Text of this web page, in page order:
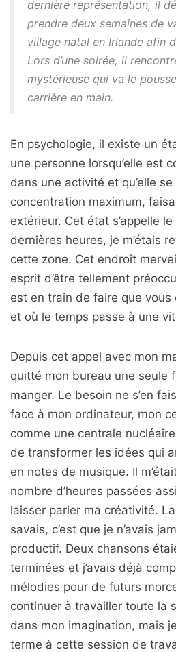
dernière représentation, il
prendre deux semaines de
village natal en Irlande afin
Lors d’une soirée, il
mystérieuse qui va le
carrière en main.
En psychologie, il existe un
une personne lorsqu’elle est
dans une activité et qu’elle
concentration maximum,
extérieur. Cet état s’appelle le
dernières heures, je m’étais
cette zone. Cet endroit
esprit d’être tellement
est en train de faire que
et où le temps passe à une
Depuis cet appel avec mon
quitté mon bureau une seule
manger. Le besoin ne s’en
face à mon ordinateur, mon
comme une centrale
de transformer les idées qui
en notes de musique. Il
nombre d’heures passées
laisser parler ma créativité.
savais, c’est que je n’avais
productif. Deux chansons
terminées et j’avais déjà
mélodies pour de futurs
continuer à travailler toute la
dans mon imagination, mais
terme à cette session de